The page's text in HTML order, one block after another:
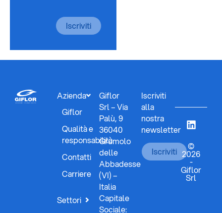
Iscriviti
Azienda
Giflor
Qualità e
responsabilità
Contatti
Carriere
Settori
Giflor
Srl – Via
Palù, 9
36040
Grumolo
delle
Abbadesse
(VI) –
Italia
Capitale
Sociale:
Iscriviti
alla
nostra
newsletter
Iscriviti
©
2026
-
Giflor
Srl